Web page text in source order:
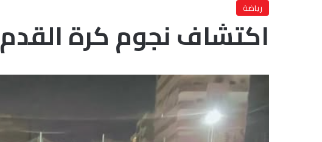
رياضة
اكتشاف نجوم كرة القدم